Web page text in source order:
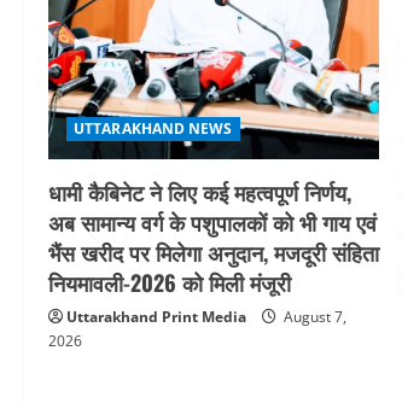
g
a
t
i
o
n
UTTARAKHAND NEWS
धामी कैबिनेट ने लिए कई महत्वपूर्ण निर्णय,
अब सामान्य वर्ग के पशुपालकों को भी गाय एवं
भैंस खरीद पर मिलेगा अनुदान, मजदूरी संहिता
नियमावली-2026 को मिली मंजूरी
Uttarakhand Print Media
August 7,
2026